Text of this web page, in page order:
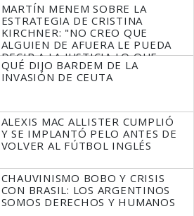
MARTÍN MENEM SOBRE LA
ESTRATEGIA DE CRISTINA
KIRCHNER: "NO CREO QUE
ALGUIEN DE AFUERA LE PUEDA
DECIR A LA JUSTICIA LO QUE
TIENE QUE HACER"
QUÉ DIJO BARDEM DE LA
INVASIÓN DE CEUTA
ALEXIS MAC ALLISTER CUMPLIÓ
Y SE IMPLANTÓ PELO ANTES DE
VOLVER AL FÚTBOL INGLÉS
CHAUVINISMO BOBO Y CRISIS
CON BRASIL: LOS ARGENTINOS
SOMOS DERECHOS Y HUMANOS